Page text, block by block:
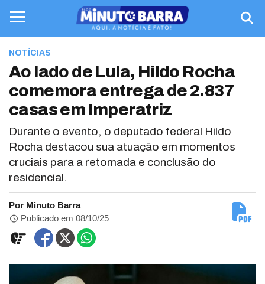
NOTÍCIAS
Ao lado de Lula, Hildo Rocha
comemora entrega de 2.837
casas em Imperatriz
Durante o evento, o deputado federal Hildo
Rocha destacou sua atuação em momentos
cruciais para a retomada e conclusão do
residencial.
Por Minuto Barra
Publicado em 08/10/25